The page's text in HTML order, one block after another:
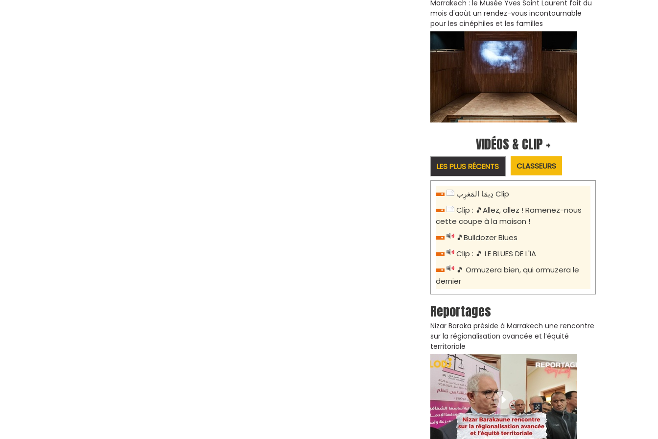
Marrakech : le Musée Yves Saint Laurent fait du
mois d'août un rendez-vous incontournable
pour les cinéphiles et les familles
VIDÉOS & CLIP +
LES PLUS RÉCENTS CLASSEURS
دِيمَا المَغرِب Clip
Clip : 🎵Allez, allez ! Ramenez-nous
cette coupe à la maison !
🎵Bulldozer Blues
Clip : 🎵 LE BLUES DE L'IA
🎵 Ormuzera bien, qui ormuzera le
dernier
Reportages
Nizar Baraka préside à Marrakech une rencontre
sur la régionalisation avancée et l’équité
territoriale